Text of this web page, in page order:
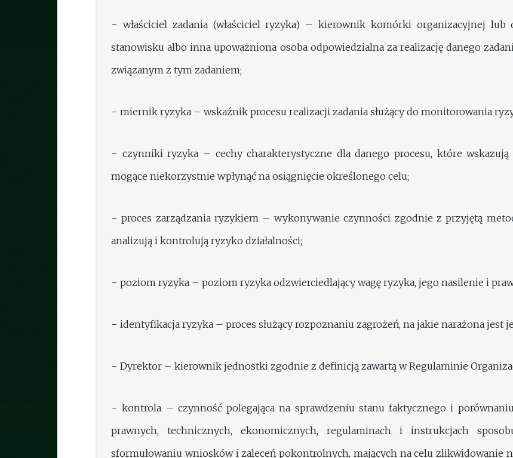
− właściciel zadania (właściciel ryzyka) – kierownik komórki organizacyjnej lub
stanowisku albo inna upoważniona osoba odpowiedzialna za realizację danego
związanym z tym zadaniem;
− miernik ryzyka – wskaźnik procesu realizacji zadania służący do monitorowania
− czynniki ryzyka – cechy charakterystyczne dla danego procesu, które
mogące niekorzystnie wpłynąć na osiągnięcie określonego celu;
− proces zarządzania ryzykiem – wykonywanie czynności zgodnie z przyjętą
analizują i kontrolują ryzyko działalności;
− poziom ryzyka – poziom ryzyka odzwierciedlający wagę ryzyka, jego nasilenie i
− identyfikacja ryzyka – proces służący rozpoznaniu zagrożeń, na jakie narażona jest
− Dyrektor – kierownik jednostki zgodnie z definicją zawartą w Regulaminie
− kontrola – czynność polegająca na sprawdzeniu stanu faktycznego i
prawnych, technicznych, ekonomicznych, regulaminach i instrukcjach
sformułowaniu wniosków i zaleceń pokontrolnych, mających na celu zlikwidowanie